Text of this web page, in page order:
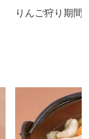
りんご狩り期間